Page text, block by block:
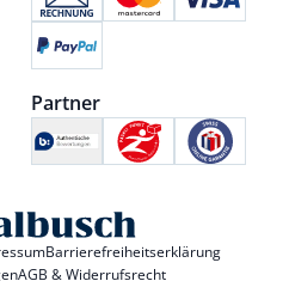
Partner
Barrierefreiheitserklärung
AGB & Widerrufsrecht